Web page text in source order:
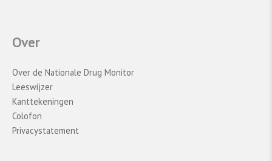
Over
Over de Nationale Drug Monitor
Leeswijzer
Kanttekeningen
Colofon
Privacystatement